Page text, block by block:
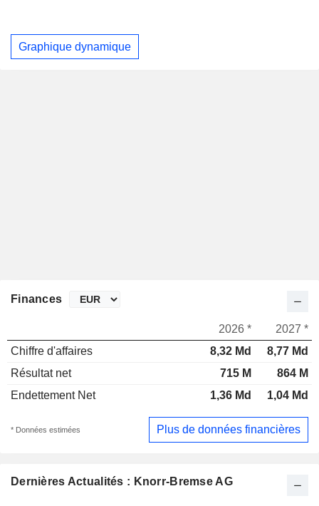
Graphique dynamique
Dernières Actualités : Knorr-Bremse AG
Finances
2026 *
2027 *
Chiffre d'affaires
8,32 Md
8,77 Md
Résultat net
715 M
864 M
Endettement Net
1,36 Md 1,04 Md
* Données estimées Plus de données financières